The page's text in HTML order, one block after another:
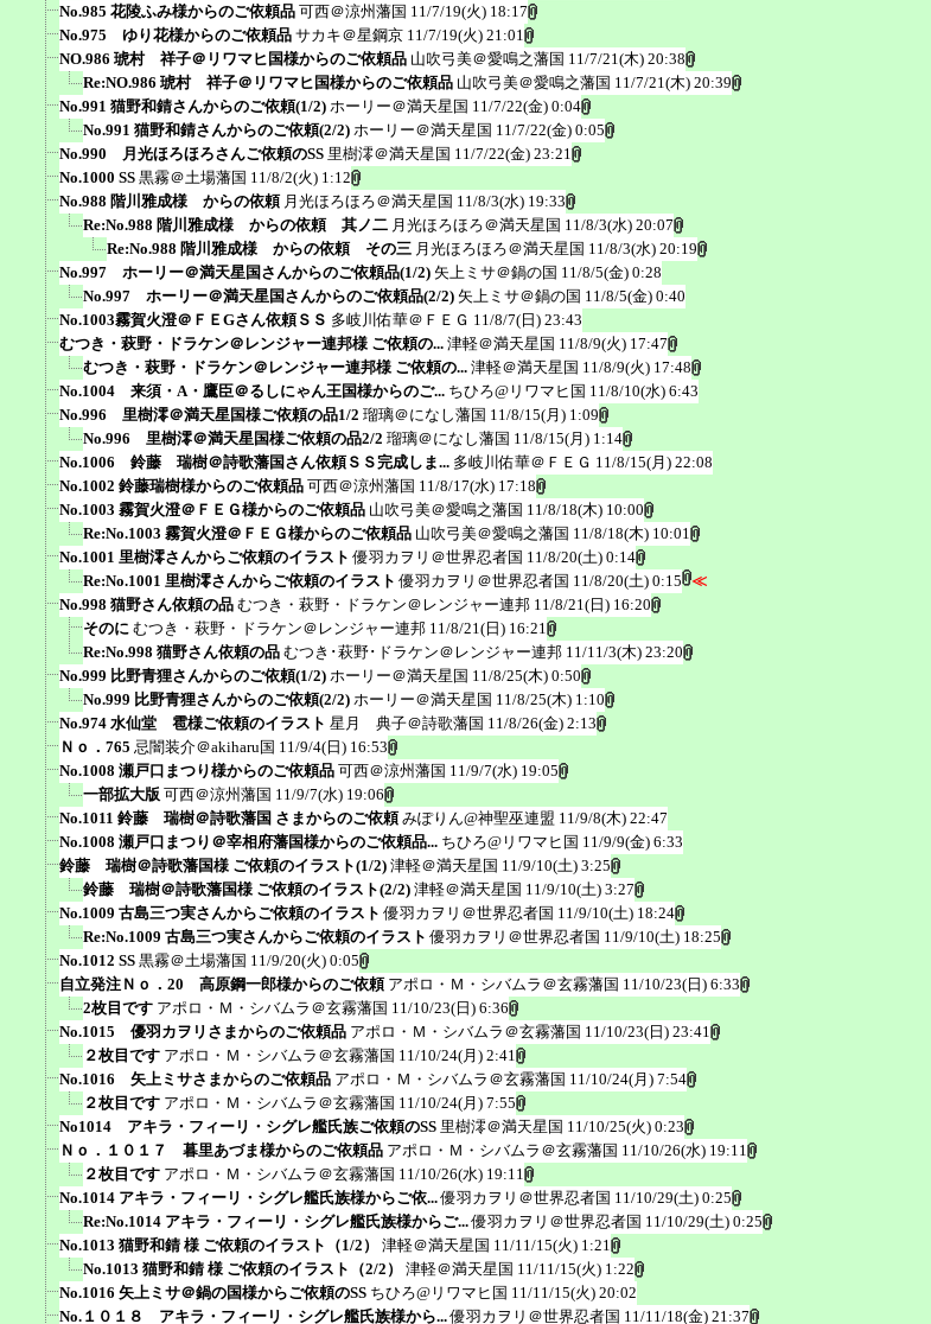
No.985 花陵ふみ様からのご依頼品 可西＠涼州藩国 11/7/19(火) 18:17
No.975 ゆり花様からのご依頼品 サカキ＠星鋼京 11/7/19(火) 21:01
NO.986 琥村 祥子＠リワマヒ国様からのご依頼品 山吹弓美＠愛鳴之藩国 11/7/21(木) 20:38
Re:NO.986 琥村 祥子＠リワマヒ国様からのご依頼品 山吹弓美＠愛鳴之藩国 11/7/21(木) 20:39
No.991 猫野和錆さんからのご依頼(1/2) ホーリー＠満天星国 11/7/22(金) 0:04
No.991 猫野和錆さんからのご依頼(2/2) ホーリー＠満天星国 11/7/22(金) 0:05
No.990 月光ほろほろさんご依頼のSS 里樹澪＠満天星国 11/7/22(金) 23:21
No.1000 SS 黒霧＠土場藩国 11/8/2(火) 1:12
No.988 階川雅成様 からの依頼 月光ほろほろ＠満天星国 11/8/3(水) 19:33
Re:No.988 階川雅成様 からの依頼 其ノ二 月光ほろほろ＠満天星国 11/8/3(水) 20:07
Re:No.988 階川雅成様 からの依頼 その三 月光ほろほろ＠満天星国 11/8/3(水) 20:19
No.997 ホーリー＠満天星国さんからのご依頼品(1/2) 矢上ミサ＠鍋の国 11/8/5(金) 0:28
No.997 ホーリー＠満天星国さんからのご依頼品(2/2) 矢上ミサ＠鍋の国 11/8/5(金) 0:40
No.1003霧賀火澄＠ＦＥGさん依頼ＳＳ 多岐川佑華＠ＦＥＧ 11/8/7(日) 23:43
むつき・萩野・ドラケン＠レンジャー連邦様 ご依頼の... 津軽＠満天星国 11/8/9(火) 17:47
むつき・萩野・ドラケン＠レンジャー連邦様 ご依頼の... 津軽＠満天星国 11/8/9(火) 17:48
No.1004 来須・A・鷹臣＠るしにゃん王国様からのご... ちひろ@リワマヒ国 11/8/10(水) 6:43
No.996 里樹澪＠満天星国様ご依頼の品1/2 瑠璃＠になし藩国 11/8/15(月) 1:09
No.996 里樹澪＠満天星国様ご依頼の品2/2 瑠璃＠になし藩国 11/8/15(月) 1:14
No.1006 鈴藤 瑞樹＠詩歌藩国さん依頼ＳＳ完成しま... 多岐川佑華＠ＦＥＧ 11/8/15(月) 22:08
No.1002 鈴藤瑞樹様からのご依頼品 可西＠涼州藩国 11/8/17(水) 17:18
No.1003 霧賀火澄＠ＦＥＧ様からのご依頼品 山吹弓美＠愛鳴之藩国 11/8/18(木) 10:00
Re:No.1003 霧賀火澄＠ＦＥＧ様からのご依頼品 山吹弓美＠愛鳴之藩国 11/8/18(木) 10:01
No.1001 里樹澪さんからご依頼のイラスト 優羽カヲリ＠世界忍者国 11/8/20(土) 0:14
Re:No.1001 里樹澪さんからご依頼のイラスト 優羽カヲリ＠世界忍者国 11/8/20(土) 0:15 ≪
No.998 猫野さん依頼の品 むつき・萩野・ドラケン＠レンジャー連邦 11/8/21(日) 16:20
そのに むつき・萩野・ドラケン＠レンジャー連邦 11/8/21(日) 16:21
Re:No.998 猫野さん依頼の品 むつき･萩野･ドラケン＠レンジャー連邦 11/11/3(木) 23:20
No.999 比野青狸さんからのご依頼(1/2) ホーリー＠満天星国 11/8/25(木) 0:50
No.999 比野青狸さんからのご依頼(2/2) ホーリー＠満天星国 11/8/25(木) 1:10
No.974 水仙堂 雹様ご依頼のイラスト 星月 典子＠詩歌藩国 11/8/26(金) 2:13
Ｎｏ．765 忌闇装介＠akiharu国 11/9/4(日) 16:53
No.1008 瀬戸口まつり様からのご依頼品 可西＠涼州藩国 11/9/7(水) 19:05
一部拡大版 可西＠涼州藩国 11/9/7(水) 19:06
No.1011 鈴藤 瑞樹＠詩歌藩国 さまからのご依頼 みぽりん@神聖巫連盟 11/9/8(木) 22:47
No.1008 瀬戸口まつり＠宰相府藩国様からのご依頼品... ちひろ@リワマヒ国 11/9/9(金) 6:33
鈴藤 瑞樹＠詩歌藩国様 ご依頼のイラスト(1/2) 津軽＠満天星国 11/9/10(土) 3:25
鈴藤 瑞樹＠詩歌藩国様 ご依頼のイラスト(2/2) 津軽＠満天星国 11/9/10(土) 3:27
No.1009 古島三つ実さんからご依頼のイラスト 優羽カヲリ＠世界忍者国 11/9/10(土) 18:24
Re:No.1009 古島三つ実さんからご依頼のイラスト 優羽カヲリ＠世界忍者国 11/9/10(土) 18:25
No.1012 SS 黒霧＠土場藩国 11/9/20(火) 0:05
自立発注Ｎｏ．20 高原鋼一郎様からのご依頼 アポロ・Ｍ・シバムラ＠玄霧藩国 11/10/23(日) 6:33
2枚目です アポロ・Ｍ・シバムラ＠玄霧藩国 11/10/23(日) 6:36
No.1015 優羽カヲリさまからのご依頼品 アポロ・Ｍ・シバムラ＠玄霧藩国 11/10/23(日) 23:41
２枚目です アポロ・Ｍ・シバムラ＠玄霧藩国 11/10/24(月) 2:41
No.1016 矢上ミサさまからのご依頼品 アポロ・Ｍ・シバムラ＠玄霧藩国 11/10/24(月) 7:54
２枚目です アポロ・Ｍ・シバムラ＠玄霧藩国 11/10/24(月) 7:55
No1014 アキラ・フィーリ・シグレ艦氏族ご依頼のSS 里樹澪＠満天星国 11/10/25(火) 0:23
Ｎｏ．１０１７ 暮里あづま様からのご依頼品 アポロ・Ｍ・シバムラ＠玄霧藩国 11/10/26(水) 19:11
２枚目です アポロ・Ｍ・シバムラ＠玄霧藩国 11/10/26(水) 19:11
No.1014 アキラ・フィーリ・シグレ艦氏族様からご依... 優羽カヲリ＠世界忍者国 11/10/29(土) 0:25
Re:No.1014 アキラ・フィーリ・シグレ艦氏族様からご... 優羽カヲリ＠世界忍者国 11/10/29(土) 0:25
No.1013 猫野和錆 様 ご依頼のイラスト（1/2）
津軽＠満天星国 11/11/15(火) 1:21
No.1013 猫野和錆 様 ご依頼のイラスト（2/2）
津軽＠満天星国 11/11/15(火) 1:22
No.1016 矢上ミサ＠鍋の国様からご依頼のSS ちひろ@リワマヒ国 11/11/15(火) 20:02
No.１０１８ アキラ・フィーリ・シグレ艦氏族様から... 優羽カヲリ＠世界忍者国 11/11/18(金) 21:37